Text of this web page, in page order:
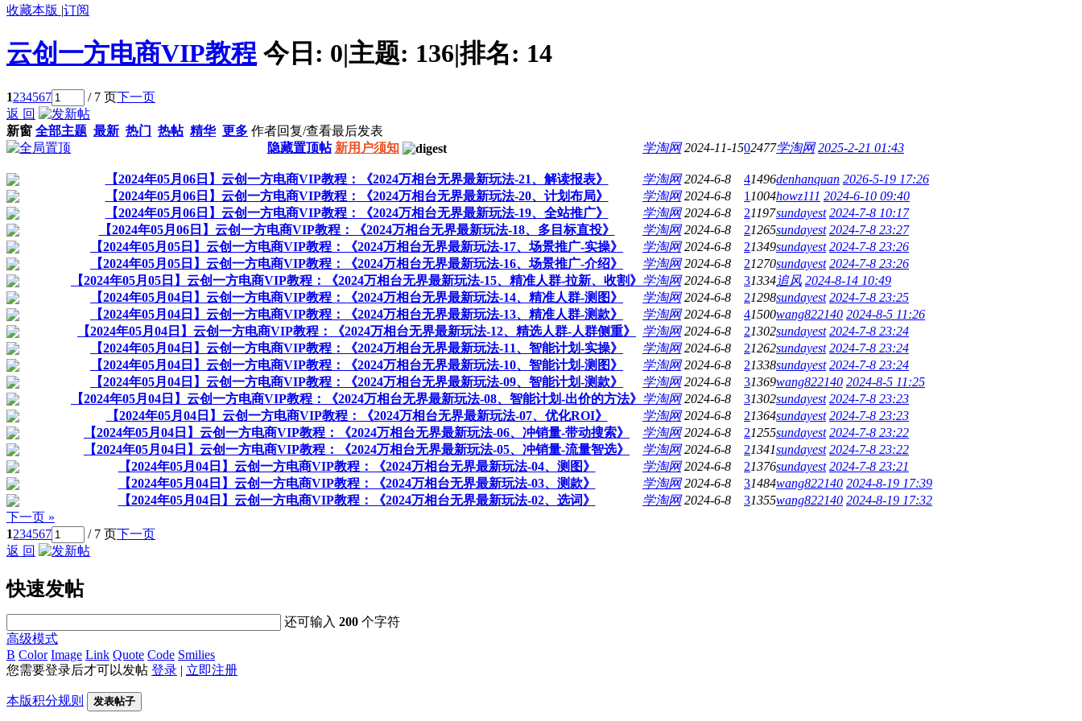
收藏本版 |订阅
云创一方电商VIP教程 今日: 0|主题: 136|排名: 14
1234567 / 7 页下一页
返 回
新窗 全部主题 最新 热门 热帖 精华 更多 作者回复/查看最后发表
隐藏置顶帖 新用户须知 学淘网 2024-11-1502477学淘网 2025-2-21 01:43
【2024年05月06日】云创一方电商VIP教程：《2024万相台无界最新玩法-21、解读报表》 学淘网 2024-6-8 41496denhanquan 2026-5-19 17:26
【2024年05月06日】云创一方电商VIP教程：《2024万相台无界最新玩法-20、计划布局》
学淘网 2024-6-8 1 1004howz111 2024-6-10 09:40
【2024年05月06日】云创一方电商VIP教程：《2024万相台无界最新玩法-19、全站推广》
学淘网 2024-6-8 21197sundayest 2024-7-8 10:17
【2024年05月06日】云创一方电商VIP教程：《2024万相台无界最新玩法-18、多目标直投》
学淘网 2024-6-8 21265sundayest 2024-7-8 23:27
【2024年05月05日】云创一方电商VIP教程：《2024万相台无界最新玩法-17、场景推广-实操》
学淘网 2024-6-8 21349sundayest 2024-7-8 23:26
【2024年05月05日】云创一方电商VIP教程：《2024万相台无界最新玩法-16、场景推广-介绍》
学淘网 2024-6-8 21270sundayest 2024-7-8 23:26
【2024年05月05日】云创一方电商VIP教程：《2024万相台无界最新玩法-15、精准人群-拉新、收割》 学淘网 2024-6-8 31334追风 2024-8-14 10:49
【2024年05月04日】云创一方电商VIP教程：《2024万相台无界最新玩法-14、精准人群-测图》
学淘网 2024-6-8 21298sundayest 2024-7-8 23:25
【2024年05月04日】云创一方电商VIP教程：《2024万相台无界最新玩法-13、精准人群-测款》
学淘网 2024-6-8 41500wang822140 2024-8-5 11:26
【2024年05月04日】云创一方电商VIP教程：《2024万相台无界最新玩法-12、精选人群-人群侧重》
学淘网 2024-6-8 21302sundayest 2024-7-8 23:24
【2024年05月04日】云创一方电商VIP教程：《2024万相台无界最新玩法-11、智能计划-实操》
学淘网 2024-6-8 21262sundayest 2024-7-8 23:24
【2024年05月04日】云创一方电商VIP教程：《2024万相台无界最新玩法-10、智能计划-测图》
学淘网 2024-6-8 21338sundayest 2024-7-8 23:24
【2024年05月04日】云创一方电商VIP教程：《2024万相台无界最新玩法-09、智能计划-测款》
学淘网 2024-6-8 31369wang822140 2024-8-5 11:25
【2024年05月04日】云创一方电商VIP教程：《2024万相台无界最新玩法-08、智能计划-出价的方法》 学淘网 2024-6-8 31302sundayest 2024-7-8 23:23
【2024年05月04日】云创一方电商VIP教程：《2024万相台无界最新玩法-07、优化ROI》
学淘网 2024-6-8 21364sundayest 2024-7-8 23:23
【2024年05月04日】云创一方电商VIP教程：《2024万相台无界最新玩法-06、冲销量-带动搜索》
学淘网 2024-6-8 21255sundayest 2024-7-8 23:22
【2024年05月04日】云创一方电商VIP教程：《2024万相台无界最新玩法-05、冲销量-流量智选》
学淘网 2024-6-8 21341sundayest 2024-7-8 23:22
【2024年05月04日】云创一方电商VIP教程：《2024万相台无界最新玩法-04、测图》
学淘网 2024-6-8 21376sundayest 2024-7-8 23:21
【2024年05月04日】云创一方电商VIP教程：《2024万相台无界最新玩法-03、测款》
学淘网 2024-6-8 31484wang822140 2024-8-19 17:39
【2024年05月04日】云创一方电商VIP教程：《2024万相台无界最新玩法-02、选词》
学淘网 2024-6-8 31355wang822140 2024-8-19 17:32
下一页 »
1234567 / 7 页下一页
返 回
快速发帖
还可输入200 个字符
高级模式
B Color Image Link Quote Code Smilies
您需要登录后才可以发帖 登录 | 立即注册
本版积分规则 发表帖子